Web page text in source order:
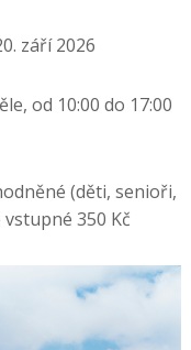
září 2026
od 10:00 do 17:00
(děti, senioři,
350 Kč